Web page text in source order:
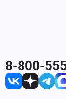
8-800-